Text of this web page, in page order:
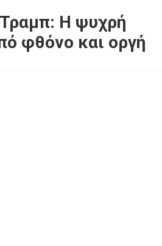
Η ψυχρή
φθόνο και οργή